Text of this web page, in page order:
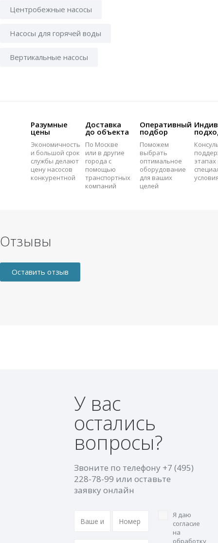
Центробежные насосы
Насосы для горячей воды
Вертикальные насосы
Разумные
цены
Экономичность
и большой срок
службы делают
цену насосов
конкурентной
Доставка
до объекта
По Москве
или в другие
города с
помощью
транспортных
компаний
Оперативный
подбор
Поможем
выбрать
оптимальное
оборудование
для ваших
целей
этапах
Отзывы
Оставить отзыв
У вас
остались
вопросы?
Звоните по телефону +7 (495)
228-78-99 или оставьте
заявку онлайн
Я даю
согласие
на
обработку